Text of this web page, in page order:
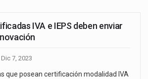
IVA e IEPS deben enviar
Dic 7, 2023
que posean certificación modalidad IVA